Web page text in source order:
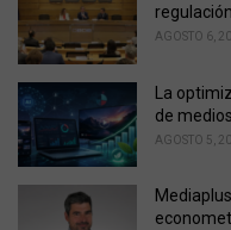
AGOSTO 6,
La
de
AGOSTO 5,